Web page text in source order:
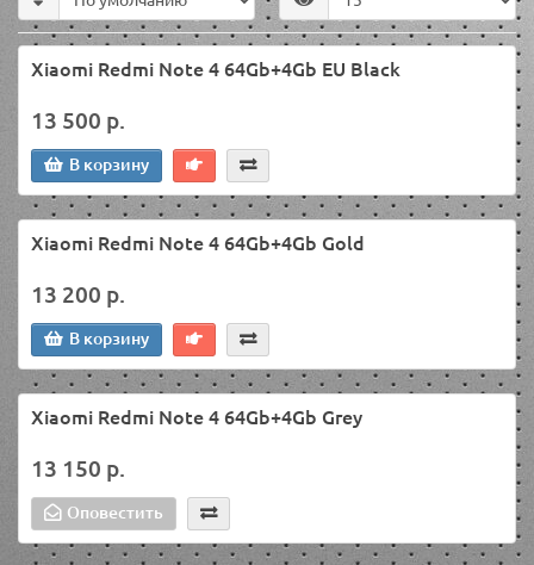
Xiaomi Redmi Note 4 64Gb+4Gb EU Black
13 500 р.
В корзину
Xiaomi Redmi Note 4 64Gb+4Gb Gold
13 200 р.
В корзину
Xiaomi Redmi Note 4 64Gb+4Gb Grey
13 150 р.
Оповестить